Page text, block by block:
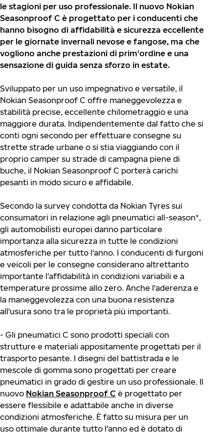
le stagioni per uso professionale. Il nuovo Nokian
Seasonproof C è progettato per i conducenti che
hanno bisogno di affidabilità e sicurezza eccellente
per le giornate invernali nevose e fangose, ma che
vogliono anche prestazioni di prim'ordine e una
sensazione di guida senza sforzo in estate.
Sviluppato per un uso impegnativo e versatile, il
Nokian Seasonproof C offre maneggevolezza e
stabilità precise, eccellente chilometraggio e una
maggiore durata. Indipendentemente dal fatto che si
conti ogni secondo per effettuare consegne su
strette strade urbane o si stia viaggiando con il
proprio camper su strade di campagna piene di
buche, il Nokian Seasonproof C porterà carichi
pesanti in modo sicuro e affidabile.
Secondo la survey condotta da Nokian Tyres sui
consumatori in relazione agli pneumatici all-season*,
gli automobilisti europei danno particolare
importanza alla sicurezza in tutte le condizioni
atmosferiche per tutto l'anno. I conducenti di furgoni
e veicoli per le consegne considerano altrettanto
importante l'affidabilità in condizioni variabili e a
temperature prossime allo zero. Anche l'aderenza e
la maneggevolezza con una buona resistenza
all'usura sono tra le proprietà più importanti.
- Gli pneumatici C sono prodotti speciali con
strutture e materiali appositamente progettati per il
trasporto pesante. I disegni del battistrada e le
mescole di gomma sono progettati per creare
pneumatici in grado di gestire un uso professionale. Il
nuovo Nokian Seasonproof C è progettato per
essere flessibile e adattabile anche in diverse
condizioni atmosferiche. È fatto su misura per un
uso ottimale durante tutto l'anno ed è dotato di